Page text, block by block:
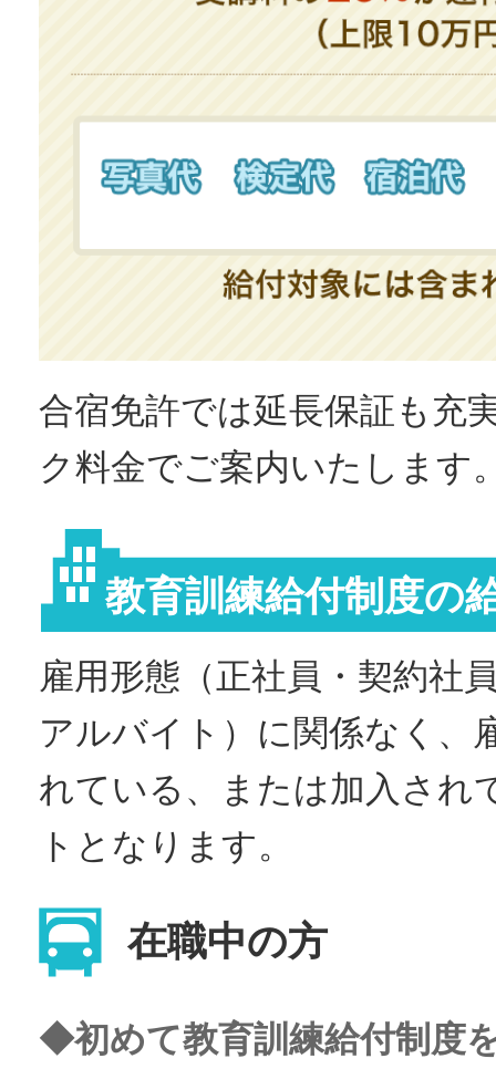
合宿免許では延長保証も充
ク料金でご案内いたします
教育訓練給付制度の
雇用形態（正社員・契約社
アルバイト）に関係なく、
れている、または加入され
トとなります。
在職中の方
◆初めて教育訓練給付制度